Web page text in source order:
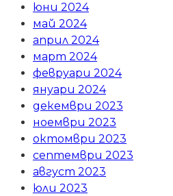
юни 2024
май 2024
април 2024
март 2024
февруари 2024
януари 2024
декември 2023
ноември 2023
октомври 2023
септември 2023
август 2023
юли 2023